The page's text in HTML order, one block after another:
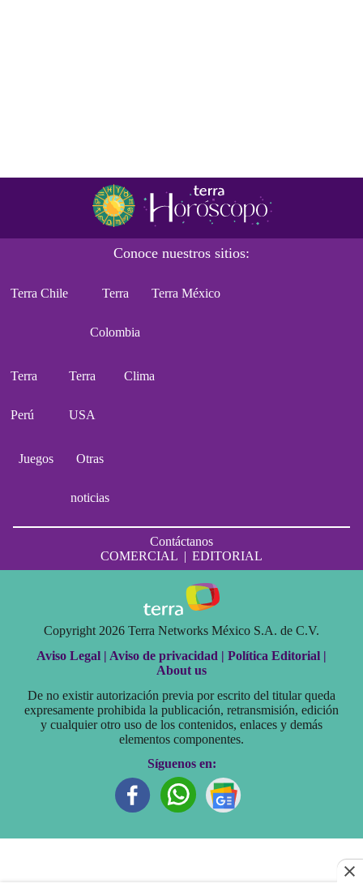
Conoce nuestros sitios:
Terra Chile Terra
Colombia
Terra México
Terra
Perú
Terra
USA
Clima
Juegos Otras
noticias
Contáctanos
COMERCIAL | EDITORIAL
Copyright 2026 Terra Networks México S.A. de C.V.
Aviso Legal | Aviso de privacidad | Política Editorial |
About us
De no existir autorización previa por escrito del titular queda
expresamente prohibida la publicación, retransmisión, edición
y cualquier otro uso de los contenidos, enlaces y demás
elementos componentes.
Síguenos en: